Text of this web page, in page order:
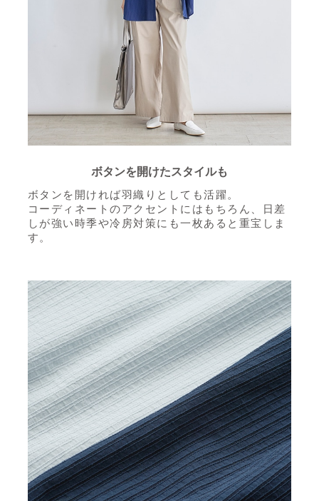
ボタンを開けたスタイルも
ボタンを開ければ羽織りとしても活躍。
コーディネートのアクセントにはもちろん、
日差
しが強い時季や冷房対策にも一枚あると重宝しま
す。